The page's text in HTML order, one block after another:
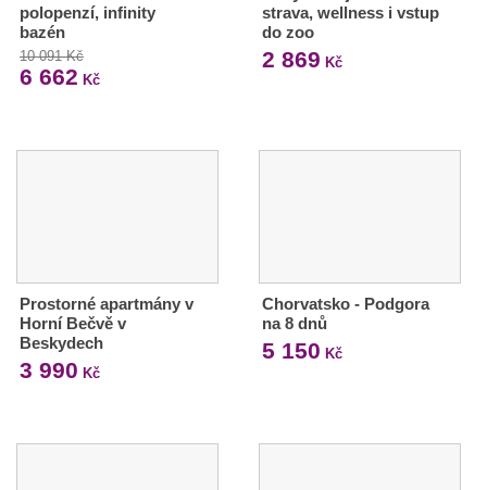
polopenzí, infinity
bazén
10 091 Kč
6 662 Kč
strava, wellness i vstup
do zoo
2 869 Kč
Prostorné apartmány v
Horní Bečvě v
Beskydech
3 990 Kč
Chorvatsko - Podgora
na 8 dnů
5 150 Kč